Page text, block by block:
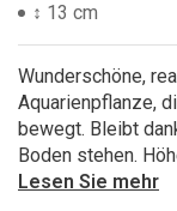
↕ 13 cm
Wunderschöne,
Aquarienpflanze,
bewegt. Bleibt
Boden stehen.
Lesen Sie mehr